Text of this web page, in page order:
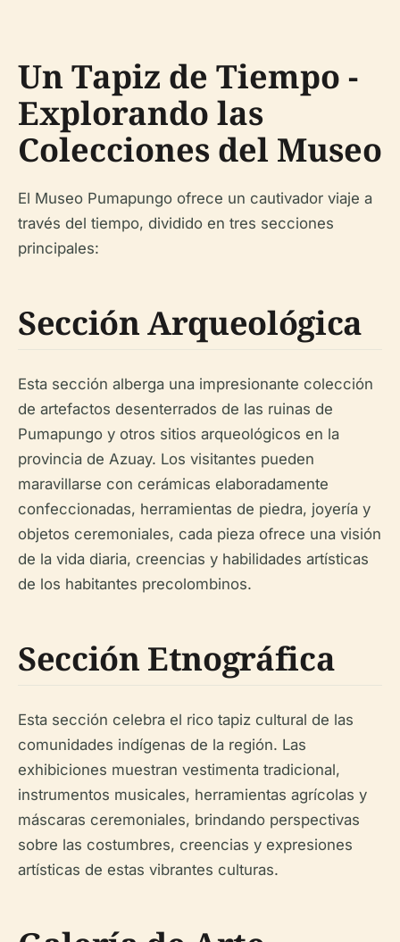
Un Tapiz de Tiempo -
Explorando las
Colecciones del Museo
El Museo Pumapungo ofrece un cautivador viaje a
través del tiempo, dividido en tres secciones
principales:
Sección Arqueológica
Esta sección alberga una impresionante colección
de artefactos desenterrados de las ruinas de
Pumapungo y otros sitios arqueológicos en la
provincia de Azuay. Los visitantes pueden
maravillarse con cerámicas elaboradamente
confeccionadas, herramientas de piedra, joyería y
objetos ceremoniales, cada pieza ofrece una visión
de la vida diaria, creencias y habilidades artísticas
de los habitantes precolombinos.
Sección Etnográfica
Esta sección celebra el rico tapiz cultural de las
comunidades indígenas de la región. Las
exhibiciones muestran vestimenta tradicional,
instrumentos musicales, herramientas agrícolas y
máscaras ceremoniales, brindando perspectivas
sobre las costumbres, creencias y expresiones
artísticas de estas vibrantes culturas.